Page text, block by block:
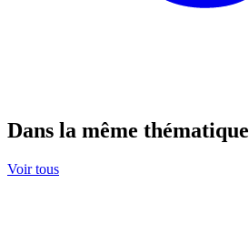
Dans la même thématique
Voir tous